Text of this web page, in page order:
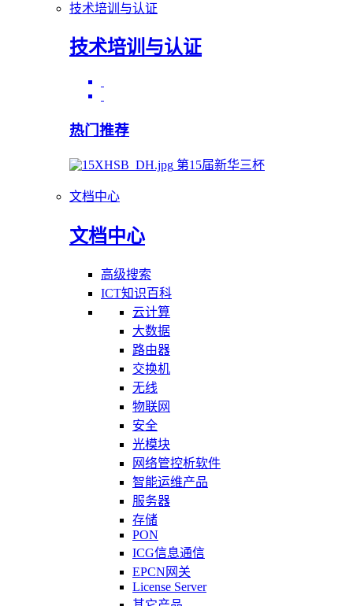
技术培训与认证
技术培训与认证
热门推荐
第15届新华三杯
文档中心
文档中心
高级搜索
ICT知识百科
云计算
大数据
路由器
交换机
无线
物联网
安全
光模块
网络管控析软件
智能运维产品
服务器
存储
PON
ICG信息通信
EPCN网关
License Server